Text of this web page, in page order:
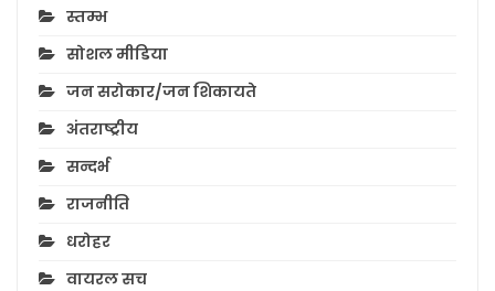
स्तम्भ
सोशल मीडिया
जन सरोकार/जन शिकायते
अंतराष्ट्रीय
सन्दर्भ
राजनीति
धरोहर
वायरल सच